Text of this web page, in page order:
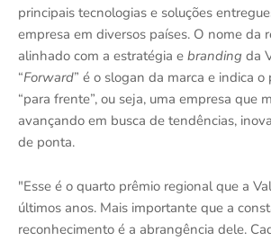
principais tecnologias e soluções
empresa em diversos países. O nome da
alinhado com a estratégia e branding da
“Forward” é o slogan da marca e indica
“para frente”, ou seja, uma empresa que
avançando em busca de tendências,
de ponta.
"Esse é o quarto prêmio regional que a
últimos anos. Mais importante que a
reconhecimento é a abrangência dele.